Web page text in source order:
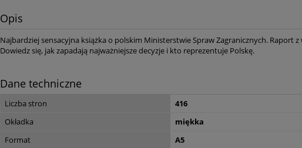
Opis
Najbardziej sensacyjna książka o polskim Ministerstwie Spraw Zagranicznych. Raport
Dowiedz się, jak zapadają najważniejsze decyzje i kto reprezentuje Polskę.
Dane techniczne
Liczba stron
416
Okładka
miękka
Format
A5